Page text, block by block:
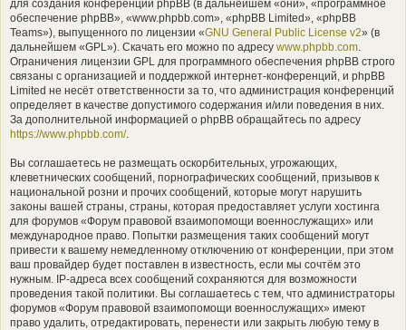
для создания конференций phpBB (в дальнейшем «они», «программное
обеспечение phpBB», «www.phpbb.com», «phpBB Limited», «phpBB
Teams»), выпущенного по лицензии «GNU General Public License v2» (в
дальнейшем «GPL»). Скачать его можно по адресу www.phpbb.com.
Ограничения лицензии GPL для программного обеспечения phpBB строго
связаны с организацией и поддержкой интернет-конференций, и phpBB
Limited не несёт ответственности за то, что администрация конференций
определяет в качестве допустимого содержания и/или поведения в них.
За дополнительной информацией о phpBB обращайтесь по адресу
https://www.phpbb.com/.
Вы соглашаетесь не размещать оскорбительных, угрожающих,
клеветнических сообщений, порнографических сообщений, призывов к
национальной розни и прочих сообщений, которые могут нарушить
законы вашей страны, страны, которая предоставляет услуги хостинга
для форумов «Форум правовой взаимопомощи военнослужащих» или
международное право. Попытки размещения таких сообщений могут
привести к вашему немедленному отключению от конференции, при этом
ваш провайдер будет поставлен в известность, если мы сочтём это
нужным. IP-адреса всех сообщений сохраняются для возможности
проведения такой политики. Вы соглашаетесь с тем, что администраторы
форумов «Форум правовой взаимопомощи военнослужащих» имеют
право удалить, отредактировать, перенести или закрыть любую тему в